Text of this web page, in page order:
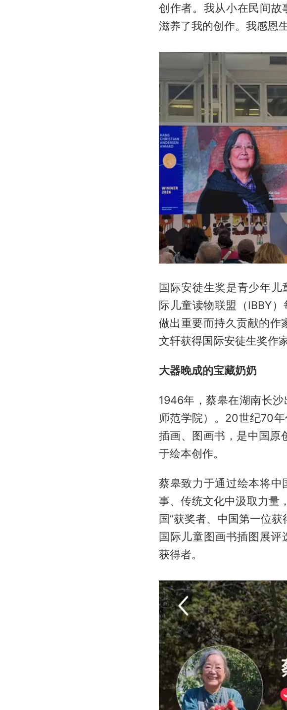
创作者。我从小在民间
滋养了我的创作。我感恩
国际安徒生奖是青少年
际儿童读物联盟（IBBY
做出重要而持久贡献的作
文轩获得国际安徒生奖作
大器晚成的宝藏奶奶
1946年，蔡皋在湖南长
师范学院）。20世纪70
插画、图画书，是中国原
于绘本创作。
蔡皋致力于通过绘本将
事、传统文化中汲取力量
国”获奖者、中国第一位
国际儿童图画书插图展评
获得者。